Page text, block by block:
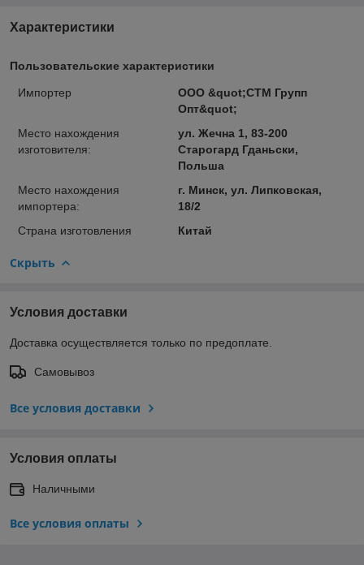
Характеристики
Пользовательские характеристики
Импортер
ООО &quot;СТМ Групп
Опт&quot;
Место нахождения
изготовителя:
ул. Жечна 1, 83-200
Старогард Гданьски,
Польша
Место нахождения
импортера:
г. Минск, ул. Липковская,
18/2
Страна изготовления
Китай
Скрыть
Условия доставки
Доставка осуществляется только по предоплате.
Самовывоз
Все условия доставки
Условия оплаты
Наличными
Все условия оплаты